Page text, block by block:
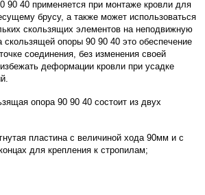
90 40 применяется при монтаже кровли для
брусу, а также может использоваться
скользящих элементов на неподвижную
скользящей опоры 90 90 40 это обеспечение
соединения, без изменения своей
деформации кровли при усадке
опора 90 90 40 состоит из двух
пластина с величиной хода 90мм и с
для крепления к стропилам;